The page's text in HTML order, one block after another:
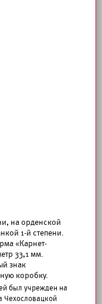
на орденской
1-й степени.
«Карнет-
33,1 мм.
знак
коробку.
был учрежден на
Чехословацкой